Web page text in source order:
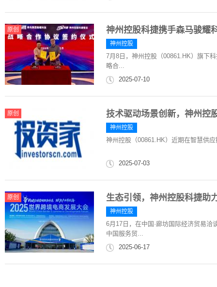
原创 神州控股科捷携手森马骏耀
神州控股
7月8日，神州控股（00861.HK）旗下
略合...
2025-07-10
原创 技术驱动场景创新，神州控
神州控股
神州控股（00861.HK）近期在智慧供
2025-07-03
原创 生态引领，神州控股科捷助
神州控股
6月17日，在中国·廊坊国际经济贸易
中国服务贸...
2025-06-17